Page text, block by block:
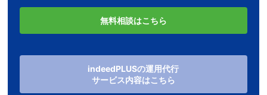
無料相談はこちら
indeedPLUSの運用代行
サービス内容はこちら